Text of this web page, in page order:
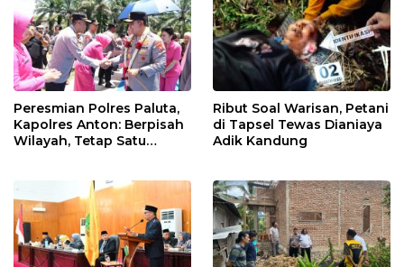
Peresmian Polres Paluta,
Kapolres Anton: Berpisah
Wilayah, Tetap Satu
Ribut Soal Warisan, Petani
di Tapsel Tewas Dianiaya
Adik Kandung